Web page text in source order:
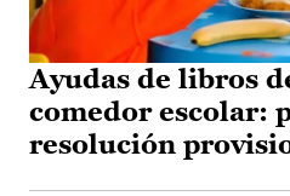
Ayudas de libros
comedor escolar:
resolución